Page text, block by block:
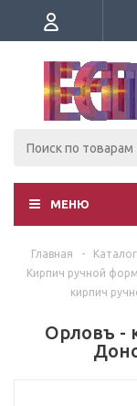
МЕНЮ
Главная - Каталог
Кирпич ручной
кирпич
Орловъ -